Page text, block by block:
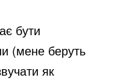
бути
(мене беруть
як